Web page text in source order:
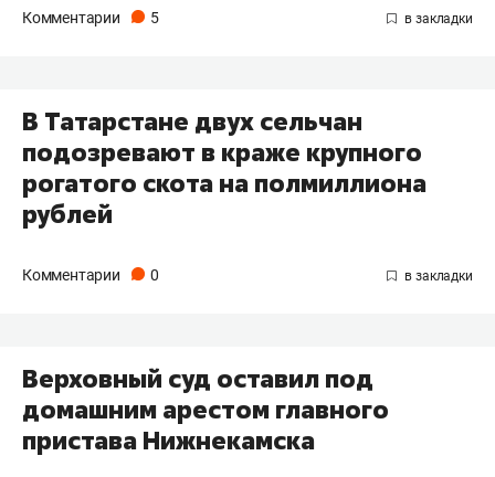
Комментарии 5
В Татарстане двух сельчан
подозревают в краже крупного
рогатого скота на полмиллиона
рублей
Комментарии 0
Верховный суд оставил под
домашним арестом главного
пристава Нижнекамска